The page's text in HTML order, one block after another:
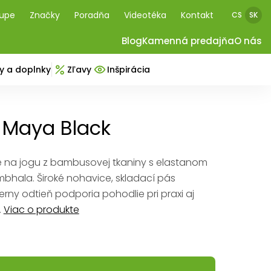
Značky Poradňa Videotéka Kontakt CS SK
BlogKamenná predajňaO nás
a doplnky Zľavy Inšpirácia
Black
jogu z bambusovej tkaniny s elastanom
Široké nohavice, skladací pás
odtieň podporia pohodlie pri praxi aj
Viac o produkte